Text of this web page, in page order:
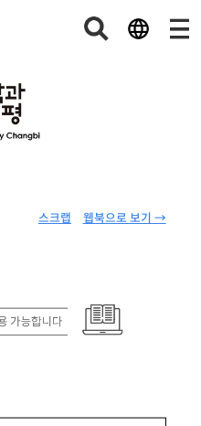
웹북으로 보기 →
스크랩